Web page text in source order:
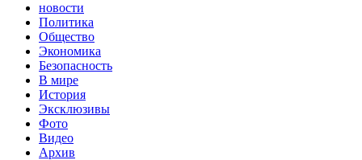
новости
Политика
Общество
Экономика
Безопасность
В мире
История
Эксклюзивы
Фото
Видео
Архив